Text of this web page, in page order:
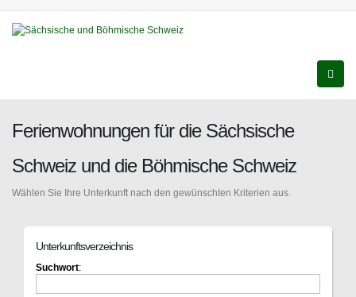
Ferienwohnungen für die Sächsische
Schweiz und die Böhmische Schweiz
Wählen Sie Ihre Unterkunft nach den gewünschten Kriterien aus.
Unterkunftsverzeichnis
Suchwort: